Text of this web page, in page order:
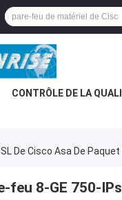
CONTRÔLE DE LA
De Cisco Asa De
feu 8-GE 750-